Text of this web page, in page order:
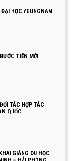
HỌC YEUNGNAM
TIẾN MỚI
TÁC HỢP TÁC
QUỐC
GIẢNG DU HỌC